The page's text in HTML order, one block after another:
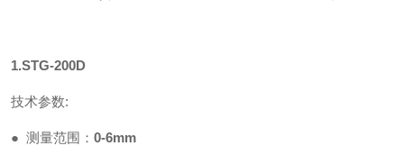
1.STG-200D
技术参数:
● 测量范围： 0-6mm